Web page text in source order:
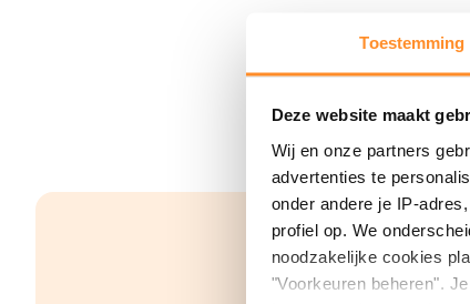
Toestemming
Deze website maakt
Wij en onze partners
advertenties te
onder andere je IP-
profiel op. We
noodzakelijke cookies
"Voorkeuren beheren".